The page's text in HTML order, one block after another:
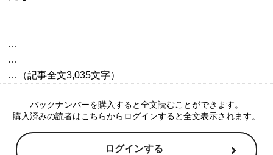
…
…
バックナンバーを購入すると全文読むことができます。
購入済みの読者はこちらからログインすると全文表示されます。
ログインする